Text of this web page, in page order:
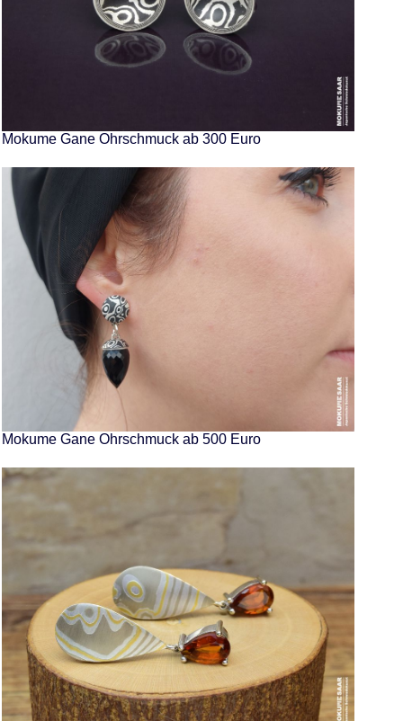
Mokume Gane Ohrschmuck ab 300 Euro
Mokume Gane Ohrschmuck ab 500 Euro